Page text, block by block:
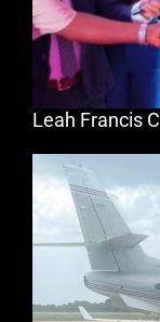
Leah Francis